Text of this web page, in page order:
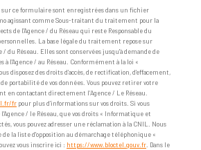
ce formulaire sont enregistrées dans un fichier
agissant comme Sous-traitant du traitement pour la
de l'Agence / du Réseau qui reste Responsable du
La base légale du traitement repose sur
du Réseau. Elles sont conservées jusqu'à demande de
à l'Agence / au Réseau. Conformément à la loi «
disposez des droits d’accès, de rectification, d’effacement,
portabilité de vos données. Vous pouvez retirer votre
en contactant directement l’Agence / Le Réseau.
fr pour plus d’informations sur vos droits. Si vous
/ le Réseau, que vos droits « Informatique et
vous pouvez adresser une réclamation à la CNIL. Nous
de la liste d'opposition au démarchage téléphonique «
vous inscrire ici : https://www.bloctel.gouv.fr . Dans le